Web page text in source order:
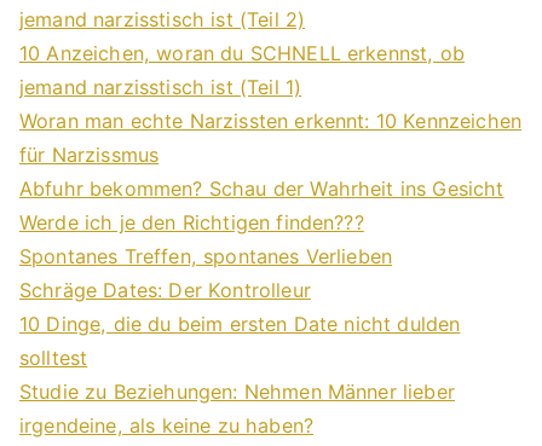
jemand narzisstisch ist (Teil 2)
10 Anzeichen, woran du SCHNELL erkennst, ob
jemand narzisstisch ist (Teil 1)
Woran man echte Narzissten erkennt: 10 Kennzeichen
für Narzissmus
Abfuhr bekommen? Schau der Wahrheit ins Gesicht
Werde ich je den Richtigen finden???
Spontanes Treffen, spontanes Verlieben
Schräge Dates: Der Kontrolleur
10 Dinge, die du beim ersten Date nicht dulden
solltest
Studie zu Beziehungen: Nehmen Männer lieber
irgendeine, als keine zu haben?